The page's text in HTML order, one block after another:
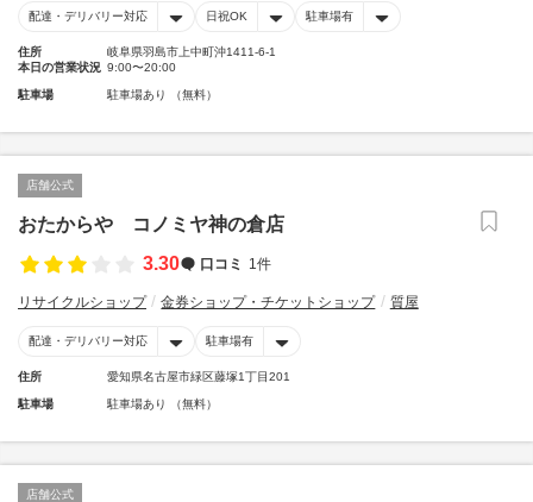
配達・デリバリー対応 日祝OK 駐車場有
住所
岐阜県羽島市上中町沖1411-6-1
本日の営業状況 9:00〜20:00
駐車場 駐車場あり （無料）
店舗公式
おたからや コノミヤ神の倉店
3.30
口コミ 1件
リサイクルショップ 金券ショップ・チケットショップ 質屋
配達・デリバリー対応 駐車場有
住所 愛知県名古屋市緑区藤塚1丁目201
駐車場 駐車場あり （無料）
店舗公式